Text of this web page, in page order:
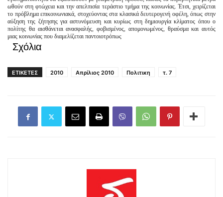
ωθούν στη φτώχεια και την απελπισία τεράστιο τμήμα της κοινωνίας. Έτσι, χειρίζεται
το πρόβλημα επικοινωνιακά, στοχεύοντας στα κλασικά δευτερογενή οφέλη, όπως στην
αύξηση της ζήτησης για αστυνόμευση και κυρίως στη δημιουργία κλίματος όπου ο
πολίτης θα αισθάνεται ανασφαλής, φοβισμένος, απομονωμένος, θραύσμα και αυτός
μιας κοινωνίας που διαμελίζεται παντοιοτρόπως
Σχόλια
ΕΤΙΚΕΤΕΣ 2010 Απρίλιος 2010 Πολιτικη τ. 7